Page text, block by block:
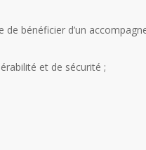
bénéficier d’un
et de sécurité ;